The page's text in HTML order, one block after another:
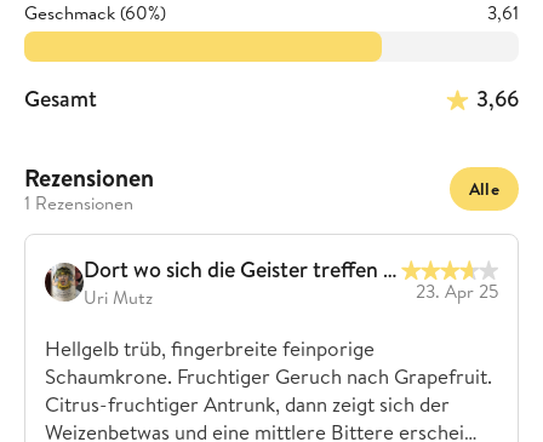
Geschmack (60%) 3,61
Gesamt 3,66
Rezensionen
1 Rezensionen
Alle
Dort wo sich die Geister treffen 🇨🇭
Uri Mutz 23. Apr 25
Hellgelb trüb, fingerbreite feinporige
Schaumkrone. Fruchtiger Geruch nach Grapefruit.
Citrus-fruchtiger Antrunk, dann zeigt sich der
Weizenbetwas und eine mittlere Bittere erschei…